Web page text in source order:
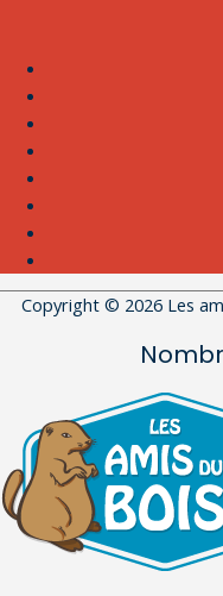
Copyright © 2026 Les